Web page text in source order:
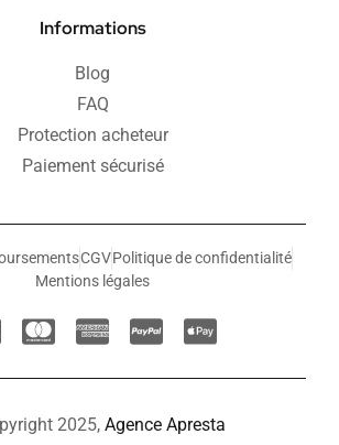
Informations
Blog
FAQ
Protection acheteur
Paiement sécurisé
CGVPolitique de confidentialité
Mentions légales
2025, Agence Apresta